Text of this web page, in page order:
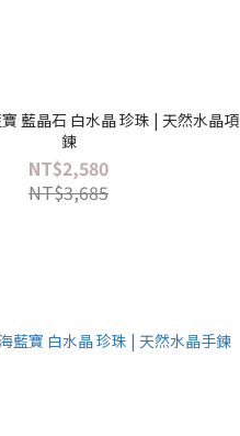
藍晶石 白水晶 珍珠 | 天然水晶項
鍊
NT$2,580
NT$3,685